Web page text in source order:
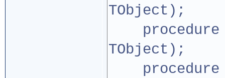
TObject);
procedure
TObject);
procedure